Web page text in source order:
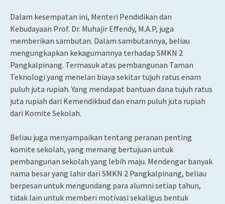
Dalam kesempatan ini, Menteri Pendidikan dan
Kebudayaan Prof. Dr. Muhajir Effendy, M.A.P, juga
memberikan sambutan. Dalam sambutannya, beliau
mengungkapkan kekagumannya terhadap SMKN 2
Pangkalpinang. Termasuk atas pembangunan Taman
Teknologi yang menelan biaya sekitar tujuh ratus enam
puluh juta rupiah. Yang mendapat bantuan dana tujuh ratus
juta rupiah dari Kemendikbud dan enam puluh juta rupiah
dari Komite Sekolah.
Beliau juga menyampaikan tentang peranan penting
komite sekolah, yang memang bertujuan untuk
pembangunan sekolah yang lebih maju. Mendengar banyak
nama besar yang lahir dari SMKN 2 Pangkalpinang, beliau
berpesan untuk mengundang para alumni setiap tahun,
tidak lain untuk memberi motivasi sekaligus bentuk